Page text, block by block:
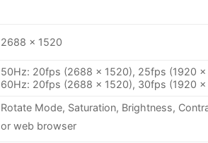
2688 × 1520
50Hz: 20fps (2688 x 1520), 25fps (1920
60Hz: 20fps (2688 x 1520), 30fps (1920
Rotate Mode, Saturation, Brightness,
or web browser